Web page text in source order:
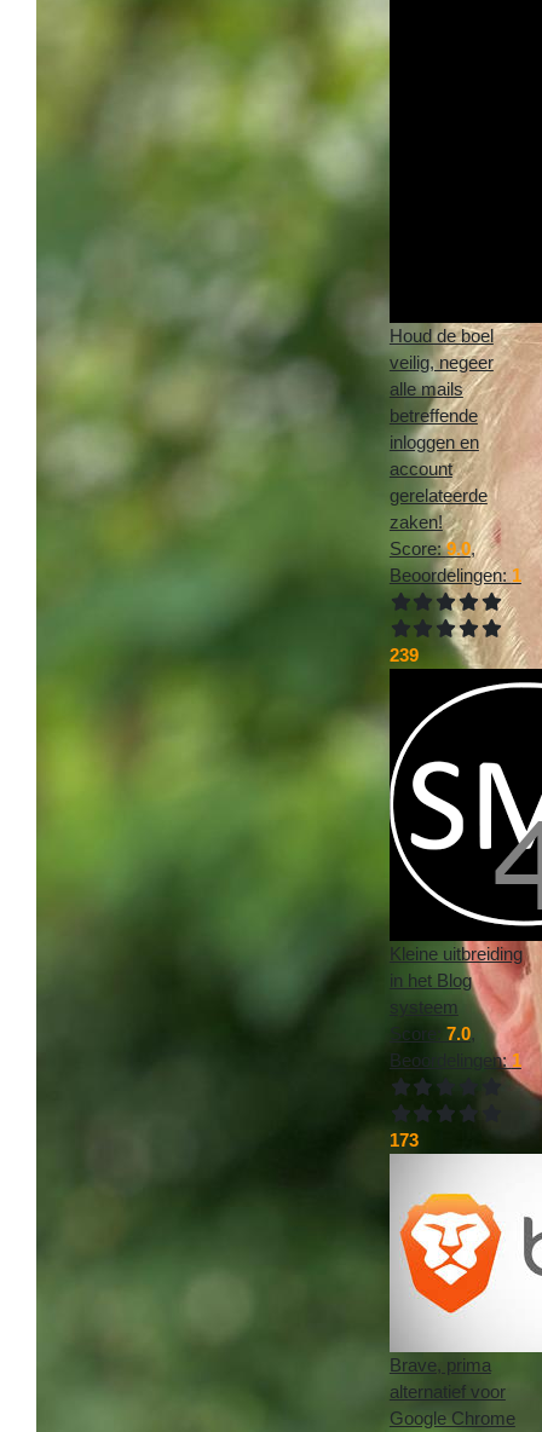
Houd de boel
veilig, negeer
alle mails
betreffende
inloggen en
account
gerelateerde
zaken!
Score:9.0,
Beoordelingen: 1
239
Kleine uitbreiding
in het Blog
systeem
Score: 7.0,
Beoordelingen: 1
173
Brave, prima
alternatief voor
Google Chrome